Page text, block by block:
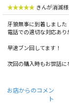
きんが消滅様
牙狼無事に到着しました
電話での適切な対応あり
早速ブン回してます！
次回の購入時もお世話
お店からのコメン
ト